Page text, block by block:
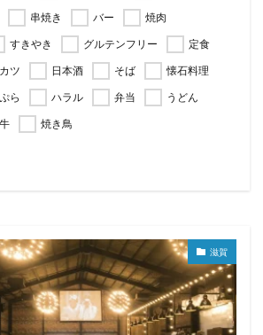
串焼き バー
焼肉
すきやき グルテンフリー
定食
ツ 日本酒 そば
懐石料理
ら ハラル 弁当
うどん
焼き鳥
滋賀